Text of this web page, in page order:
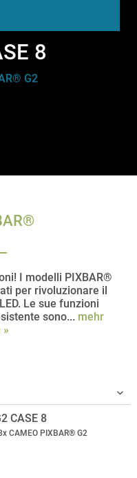
8
G2
I modelli PIXBAR®
per rivoluzionare il
Le sue funzioni
sono... mehr
CASE 8
CAMEO PIXBAR® G2